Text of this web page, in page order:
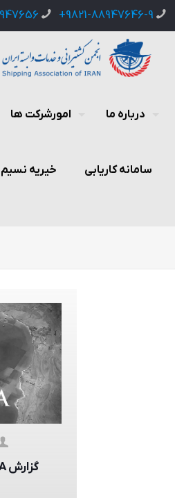
9821-88947646-9+
درباره ما امورشرکت ها
سامانه کاریابی خیریه نسیم